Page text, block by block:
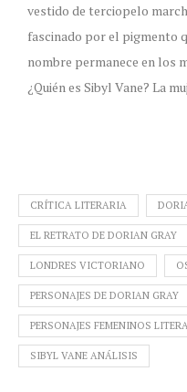
vestido de terciopelo
fascinado por el pigmento
nombre permanece en los
¿Quién es Sibyl Vane? La
CRÍTICA LITERARIA
EL RETRATO DE DORIAN GRAY
LONDRES VICTORIANO
PERSONAJES DE DORIAN GRAY
PERSONAJES FEMENINOS
SIBYL VANE ANÁLISIS